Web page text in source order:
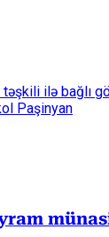
ilə bağlı
Paşinyan